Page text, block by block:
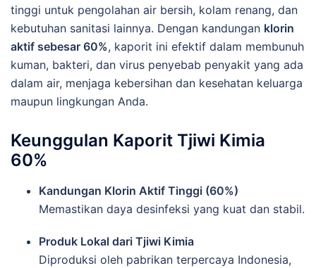
tinggi untuk pengolahan air bersih, kolam renang, dan
kebutuhan sanitasi lainnya. Dengan kandungan klorin
aktif sebesar 60%, kaporit ini efektif dalam membunuh
kuman, bakteri, dan virus penyebab penyakit yang ada
dalam air, menjaga kebersihan dan kesehatan keluarga
maupun lingkungan Anda.
Keunggulan Kaporit Tjiwi Kimia
60%
Kandungan Klorin Aktif Tinggi (60%)
Memastikan daya desinfeksi yang kuat dan stabil.
Produk Lokal dari Tjiwi Kimia
Diproduksi oleh pabrikan terpercaya Indonesia,